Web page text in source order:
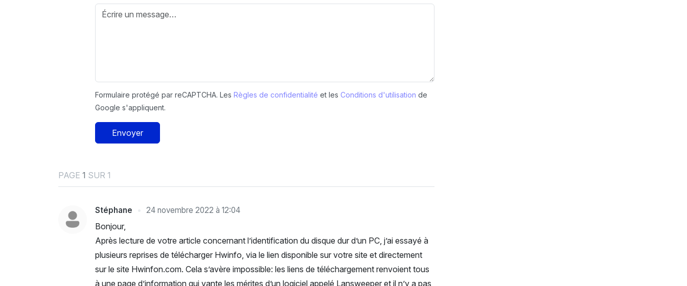
Formulaire protégé par reCAPTCHA. Les Règles de confidentialité et les Conditions d'utilisation de
Google s'appliquent.
Envoyer
PAGE 1 SUR 1
Stéphane 24 novembre 2022 à 12:04
Bonjour,
Après lecture de votre article concernant l’identification du disque dur d’un PC, j’ai essayé à
plusieurs reprises de télécharger Hwinfo, via le lien disponible sur votre site et directement
sur le site Hwinfon.com. Cela s’avère impossible: les liens de téléchargement renvoient tous
à une page d’information qui vante les mérites d’un logiciel appelé Lansweeper et il n’y a pas